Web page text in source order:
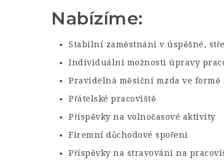
Nabízíme:
Stabilní zaměstnání v úspěšné,
Individuální možnosti úpravy
Pravidelná měsíční mzda ve
Přátelské pracoviště
Příspěvky na volnočasové aktivity
Firemní důchodové spoření
Příspěvky na stravování na